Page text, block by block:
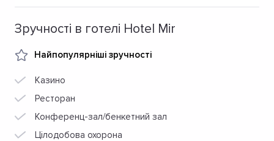
Зручності в готелі Hotel Mir
Найпопулярніші зручності
Казино
Ресторан
Конференц-зал/бенкетний зал
Цілодобова охорона